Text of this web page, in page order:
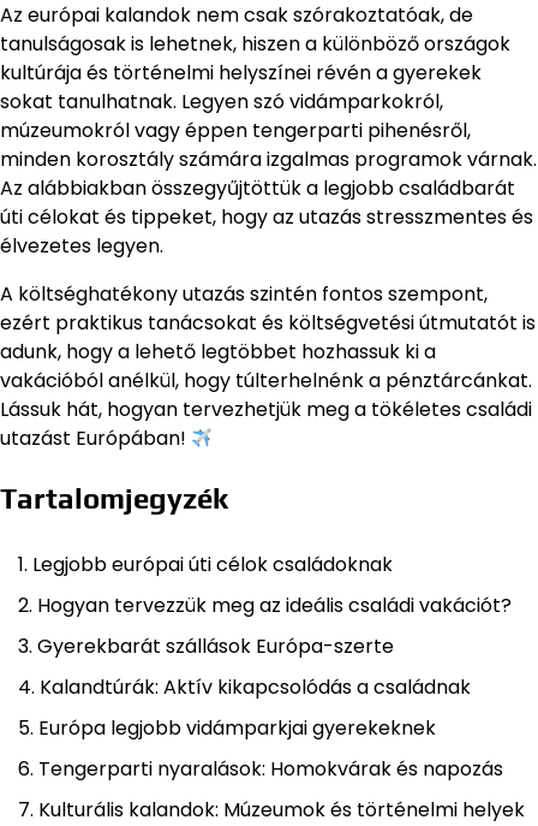
Az európai kalandok nem csak szórakoztatóak, de
tanulságosak is lehetnek, hiszen a különböző országok
kultúrája és történelmi helyszínei révén a gyerekek
sokat tanulhatnak. Legyen szó vidámparkokról,
múzeumokról vagy éppen tengerparti pihenésről,
minden korosztály számára izgalmas programok várnak.
Az alábbiakban összegyűjtöttük a legjobb családbarát
úti célokat és tippeket, hogy az utazás stresszmentes és
élvezetes legyen.
A költséghatékony utazás szintén fontos szempont,
ezért praktikus tanácsokat és költségvetési útmutatót is
adunk, hogy a lehető legtöbbet hozhassuk ki a
vakációból anélkül, hogy túlterhelnénk a pénztárcánkat.
Lássuk hát, hogyan tervezhetjük meg a tökéletes családi
utazást Európában!
Tartalomjegyzék
Legjobb európai úti célok családoknak
Hogyan tervezzük meg az ideális családi vakációt?
Gyerekbarát szállások Európa-szerte
Kalandtúrák: Aktív kikapcsolódás a családnak
Európa legjobb vidámparkjai gyerekeknek
Tengerparti nyaralások: Homokvárak és napozás
Kulturális kalandok: Múzeumok és történelmi helyek